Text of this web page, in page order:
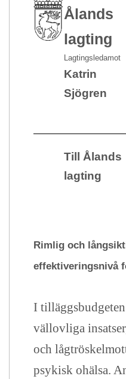
Ålands
lagting
Lagtingsledamot
Katrin
Sjögren
Till Ålands
lagting
Rimlig och
effektiveringsnivå
I
vällovliga
och
psykisk ohälsa.